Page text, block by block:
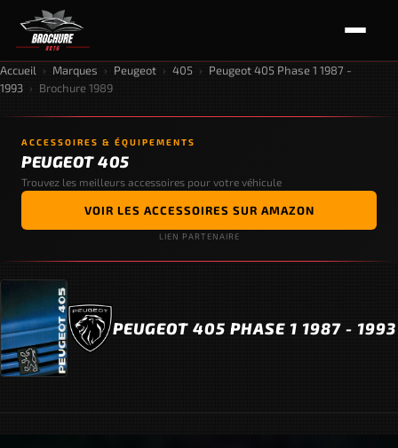
Accueil › Marques › Peugeot › 405 › Peugeot 405 Phase 1 1987 -
1993 › Brochure 1989
ACCESSOIRES & ÉQUIPEMENTS
PEUGEOT 405
Trouvez les meilleurs accessoires pour votre véhicule
VOIR LES ACCESSOIRES SUR AMAZON
LIEN PARTENAIRE
PEUGEOT 405 PHASE 1 1987 - 1993